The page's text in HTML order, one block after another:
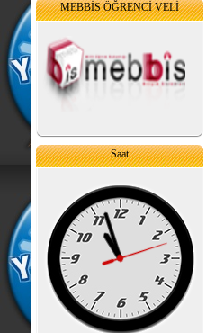
MEBBİS ÖĞRENCİ VELİ
Saat